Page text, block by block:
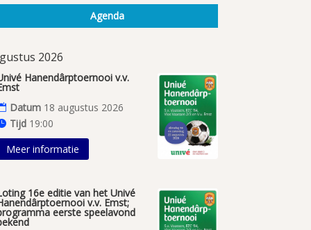
Agenda
2026
Hanendârptoernooi v.v.
Datum 18 augustus 2026
Tijd 19:00
Meer informatie
16e editie van het Univé
v.v. Emst;
eerste speelavond